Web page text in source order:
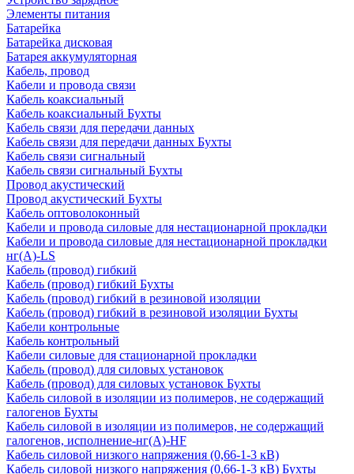
Элементы питания
Батарейка
Батарейка дисковая
Батарея аккумуляторная
Кабель, провод
Кабели и провода связи
Кабель коаксиальный
Кабель коаксиальный Бухты
Кабель связи для передачи данных
Кабель связи для передачи данных Бухты
Кабель связи сигнальный
Кабель связи сигнальный Бухты
Провод акустический
Провод акустический Бухты
Кабель оптоволоконный
Кабели и провода силовые для нестационарной прокладки
Кабели и провода силовые для нестационарной прокладки
нг(А)-LS
Кабель (провод) гибкий
Кабель (провод) гибкий Бухты
Кабель (провод) гибкий в резиновой изоляции
Кабель (провод) гибкий в резиновой изоляции Бухты
Кабели контрольные
Кабель контрольный
Кабели силовые для стационарной прокладки
Кабель (провод) для силовых установок
Кабель (провод) для силовых установок Бухты
Кабель силовой в изоляции из полимеров, не содержащий
галогенов Бухты
Кабель силовой в изоляции из полимеров, не содержащий
галогенов, исполнение-нг(А)-HF
Кабель силовой низкого напряжения (0,66-1-3 кВ)
Кабель силовой низкого напряжения (0,66-1-3 кВ) Бухты